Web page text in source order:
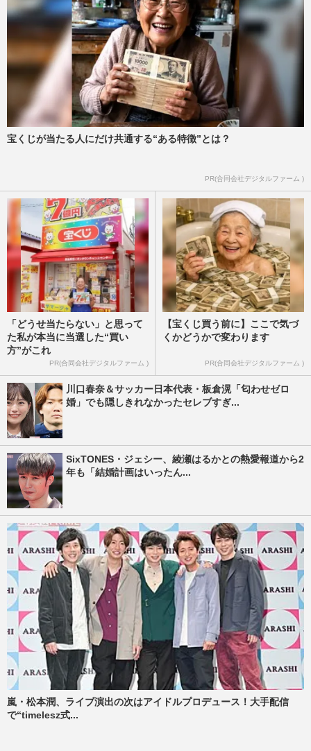
宝くじが当たる人にだけ共通する“ある特徴”とは？
PR(合同会社デジタルファーム )
「どうせ当たらない」と思って
た私が本当に当選した“買い
方”がこれ
PR(合同会社デジタルファーム )
【宝くじ買う前に】ここで気づ
くかどうかで変わります
PR(合同会社デジタルファーム )
川口春奈＆サッカー日本代表・板倉滉「匂わせゼロ
婚」でも隠しきれなかったセレブすぎ...
SixTONES・ジェシー、綾瀬はるかとの熱愛報道から2
年も「結婚計画はいったん...
嵐・松本潤、ライブ演出の次はアイドルプロデュース！大手配信
で“timelesz式...